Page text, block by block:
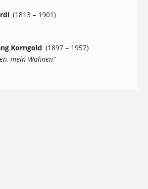
(1813 – 1901)
Korngold (1897 – 1957)
mein Wähnen”